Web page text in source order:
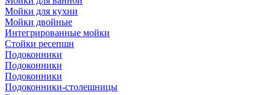
Мойки для кухни
Мойки двойные
Интегрированные мойки
Стойки ресепшн
Подоконники
Подоконники
Подоконники
Подоконники-столешницы